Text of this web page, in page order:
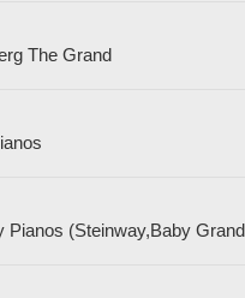
The Grand
Pianos (Steinway,Baby